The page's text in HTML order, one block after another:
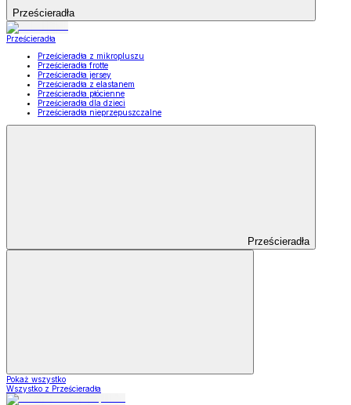
Prześcieradła
Prześcieradła
Prześcieradła z mikropluszu
Prześcieradła frotte
Prześcieradła jersey
Prześcieradła z elastanem
Prześcieradła płócienne
Prześcieradła dla dzieci
Prześcieradła nieprzepuszczalne
Prześcieradła
Pokaż wszystko
Wszystko z Prześcieradła